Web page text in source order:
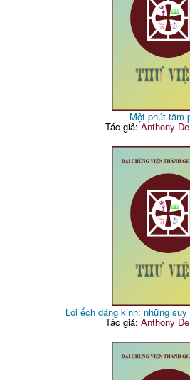
Một phút tầm
Tác giả:Anthony
Lời ếch dâng kinh: những
Tác giả: Anthony